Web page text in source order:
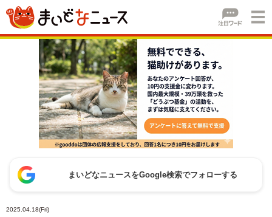
まいどなニュースをGoogle検索でフォローする
2025.04.18(Fri)